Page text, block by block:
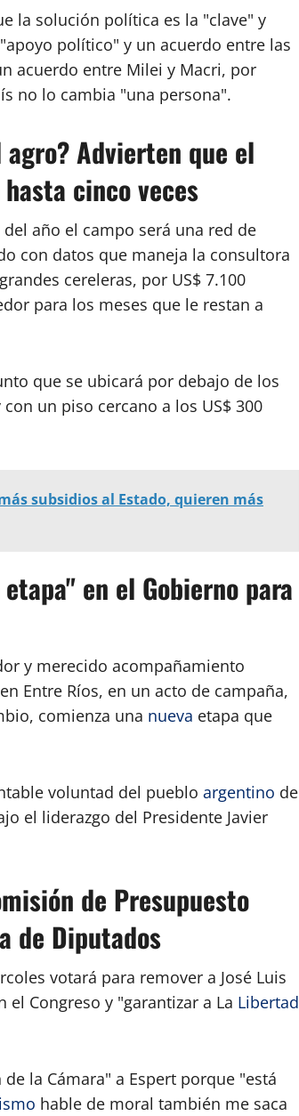
la solución política es la "clave" y
político" y un acuerdo entre las
acuerdo entre Milei y Macri, por
no lo cambia "una persona".
Advierten que el
cinco veces
año el campo será una red de
con datos que maneja la consultora
cereleras, por US$ 7.100
para los meses que le restan a
que se ubicará por debajo de los
un piso cercano a los US$ 300
subsidios al Estado, quieren más
en el Gobierno para
y merecido acompañamiento
Entre Ríos, en un acto de campaña,
comienza una nueva etapa que
voluntad del pueblo argentino de
el liderazgo del Presidente Javier
de Presupuesto
de Diputados
votará para remover a José Luis
Congreso y "garantizar a La Libertad
la Cámara" a Espert porque "está
hable de moral también me saca